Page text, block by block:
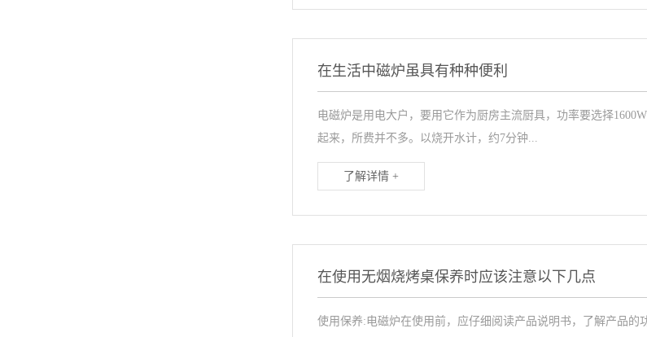
在生活中磁炉虽具有种种便利
电磁炉是用电大户，要用它作为厨房主流厨具，功率要选择
起来，所费并不多。以烧开水计，约7分钟...
了解详情 +
在使用无烟烧烤桌保养时应该注意以下几点
使用保养:电磁炉在使用前，应仔细阅读产品说明书，了解产品